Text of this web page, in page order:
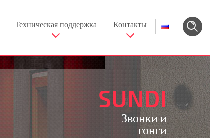
Техническая поддержка Контакты
SUNDI
Звонки и
гонги